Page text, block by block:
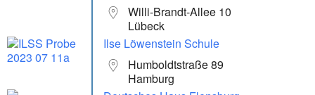
Willi-Brandt-Allee 10
Lübeck
Ilse Löwenstein Schule
Humboldtstraße 89
Hamburg